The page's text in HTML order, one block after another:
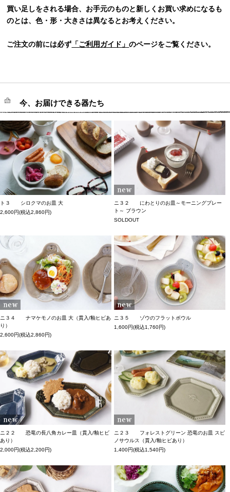
買い足しをされる場合、お手元のものと新しくお買い求めになるも
のとは、色・形・大きさは異なるとお考えください。
ご注文の前には必ず 「ご利用ガイド」のページをご覧ください。
今、お届けできる器たち
ト３ シロクマのお皿 大
2,600円(税込2,860円)
ニ３２ にわとりのお皿～モーニングプレー
ト～ ブラウン
SOLDOUT
ニ３４ ナマケモノのお皿 大（貫入/釉ヒビあ
り）
2,600円(税込2,860円)
ニ３５ ゾウのフラットボウル
1,600円(税込1,760円)
ニ２２ 恐竜の長八角カレー皿（貫入/釉ヒビ
あり）
2,000円(税込2,200円)
ニ２３ フォレストグリーン 恐竜のお皿 スピ
ノサウルス（貫入/釉ヒビあり）
1,400円(税込1,540円)